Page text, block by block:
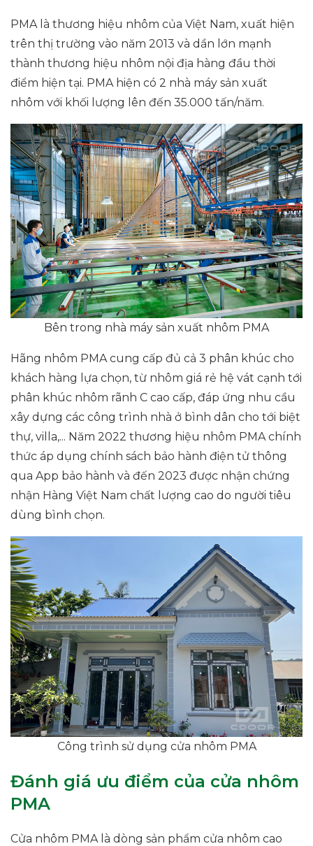
PMA là thương hiệu nhôm của Việt Nam, xuất hiện
trên thị trường vào năm 2013 và dần lớn mạnh
thành thương hiệu nhôm nội địa hàng đầu thời
điểm hiện tại. PMA hiện có 2 nhà máy sản xuất
nhôm với khối lượng lên đến 35.000 tấn/năm.
Bên trong nhà máy sản xuất nhôm PMA
Hãng nhôm PMA cung cấp đủ cả 3 phân khúc cho
khách hàng lựa chọn, từ nhôm giá rẻ hệ vát cạnh tới
phân khúc nhôm rãnh C cao cấp, đáp ứng nhu cầu
xây dựng các công trình nhà ở bình dân cho tới biệt
thự, villa,... Năm 2022 thương hiệu nhôm PMA chính
thức áp dụng chính sách bảo hành điện tử thông
qua App bảo hành và đến 2023 được nhận chứng
nhận Hàng Việt Nam chất lượng cao do người tiêu
dùng bình chọn.
Công trình sử dụng cửa nhôm PMA
Đánh giá ưu điểm của cửa nhôm
PMA
Cửa nhôm PMA là dòng sản phẩm cửa nhôm cao